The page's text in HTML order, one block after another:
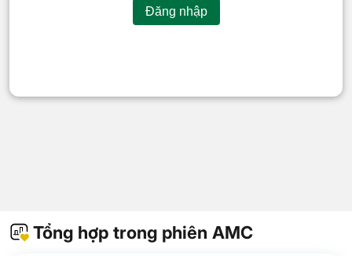
Đăng nhập
Tổng hợp trong phiên AMC